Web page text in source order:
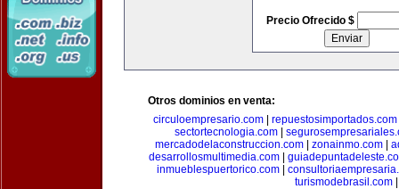
Precio Ofrecido $
Otros dominios en venta:
circuloempresario.com| repuestosimportados.com
sectortecnologia.com
mercadodelaconstruccion.com
zonainmo.com
desarrollosmultimedia.com
inmueblespuertorico.com
turismodebrasil.com